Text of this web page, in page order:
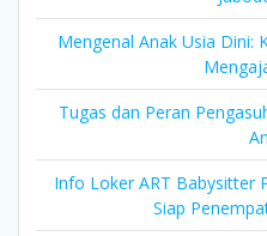
Mengenal Anak Usia Dini:
Tugas dan Peran
Info Loker ART Babysitter
Siap